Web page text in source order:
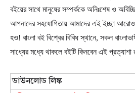
বইয়ের সাথে মানুষের সম্পর্ককে অনিঃশেষ ও
আপনাদের সহযোগিতায় আমাদের এই ইচ্ছা
হও! বাংলা বই বিশ্বের বিবিধ স্থানে, সকল
সাধ্যের মধ্যে থাকলে বইটি কিনবেন এই
ডাউনলোড লিঙ্ক